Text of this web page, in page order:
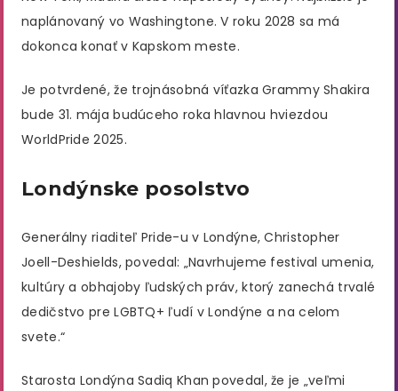
naplánovaný vo Washingtone. V roku 2028 sa má
dokonca konať v Kapskom meste.
Je potvrdené, že trojnásobná víťazka Grammy Shakira
bude 31. mája budúceho roka hlavnou hviezdou
WorldPride 2025.
Londýnske posolstvo
Generálny riaditeľ Pride-u v Londýne, Christopher
Joell-Deshields, povedal: „Navrhujeme festival umenia,
kultúry a obhajoby ľudských práv, ktorý zanechá trvalé
dedičstvo pre LGBTQ+ ľudí v Londýne a na celom
svete.“
Starosta Londýna Sadiq Khan povedal, že je „veľmi